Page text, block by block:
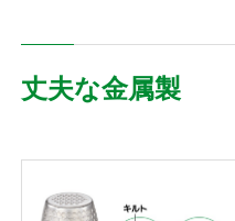
丈夫な金属製